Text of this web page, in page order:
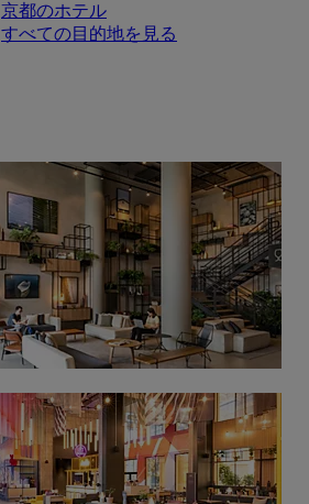
京都のホテル
すべての目的地を見る